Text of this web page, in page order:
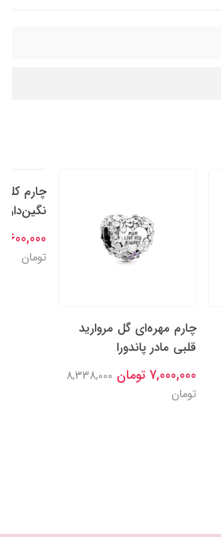
چارم مهره‌ای گل‌ مروارید
قلبی مادر پاندورا
7,000,000 تومان
8,338,000
تومان
چارم
نگین‌دار
7,600,000
تومان